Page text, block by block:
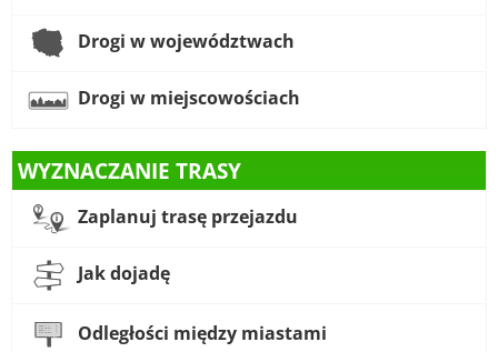
Drogi w województwach
Drogi w miejscowościach
WYZNACZANIE TRASY
Zaplanuj trasę przejazdu
Jak dojadę
Odległości między miastami